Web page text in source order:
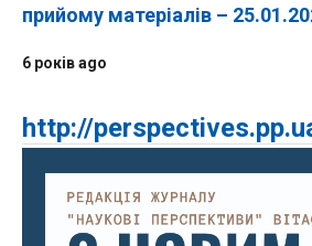
прийому матеріалів –
6 років ago
http://